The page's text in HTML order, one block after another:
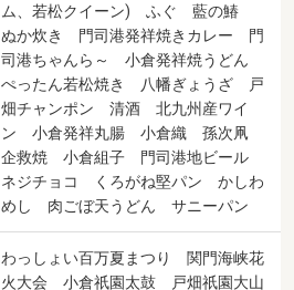
ム、若松クイーン) ふぐ 藍の鰆
ぬか炊き 門司港発祥焼きカレー 門
司港ちゃんら～ 小倉発祥焼うどん
ぺったん若松焼き 八幡ぎょうざ 戸
畑チャンポン 清酒 北九州産ワイ
ン 小倉発祥丸腸 小倉織 孫次凧
企救焼 小倉組子 門司港地ビール
ネジチョコ くろがね堅パン かしわ
めし 肉ごぼ天うどん サニーパン
わっしょい百万夏まつり 関門海峡花
火大会 小倉祇園太鼓 戸畑祇園大山